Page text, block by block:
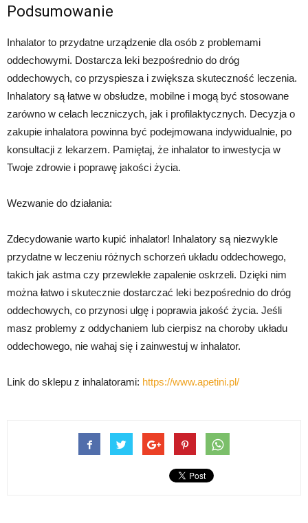
Podsumowanie
Inhalator to przydatne urządzenie dla osób z problemami
oddechowymi. Dostarcza leki bezpośrednio do dróg
oddechowych, co przyspiesza i zwiększa skuteczność leczenia.
Inhalatory są łatwe w obsłudze, mobilne i mogą być stosowane
zarówno w celach leczniczych, jak i profilaktycznych. Decyzja o
zakupie inhalatora powinna być podejmowana indywidualnie, po
konsultacji z lekarzem. Pamiętaj, że inhalator to inwestycja w
Twoje zdrowie i poprawę jakości życia.
Wezwanie do działania:
Zdecydowanie warto kupić inhalator! Inhalatory są niezwykle
przydatne w leczeniu różnych schorzeń układu oddechowego,
takich jak astma czy przewlekłe zapalenie oskrzeli. Dzięki nim
można łatwo i skutecznie dostarczać leki bezpośrednio do dróg
oddechowych, co przynosi ulgę i poprawia jakość życia. Jeśli
masz problemy z oddychaniem lub cierpisz na choroby układu
oddechowego, nie wahaj się i zainwestuj w inhalator.
Link do sklepu z inhalatorami: https://www.apetini.pl/